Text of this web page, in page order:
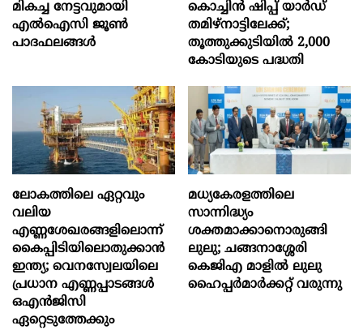
മികച്ച നേട്ടവുമായി
എൽഐസി ജൂൺ
പാദഫലങ്ങൾ
കൊച്ചിന്‍ ഷിപ്പ് യാർഡ്
തമിഴ്നാട്ടിലേക്ക്;
തൂത്തുക്കുടിയിൽ 2,000
കോടിയുടെ പദ്ധതി
ലോകത്തിലെ ഏറ്റവും
വലിയ
എണ്ണശേഖരങ്ങളിലൊന്ന്
കൈപ്പിടിയിലൊതുക്കാന്‍
ഇന്ത്യ; വെനസ്വേലയിലെ
പ്രധാന എണ്ണപ്പാടങ്ങള്‍
ഒഎന്‍ജിസി
ഏറ്റെടുത്തേക്കും
മധ്യകേരളത്തിലെ
സാന്നിദ്ധ്യം
ശക്തമാക്കാനൊരുങ്ങി
ലുലു; ചങ്ങനാശ്ശേരി
കെജിഎ മാളിൽ ലുലു
ഹൈപ്പർമാർക്കറ്റ് വരുന്നു